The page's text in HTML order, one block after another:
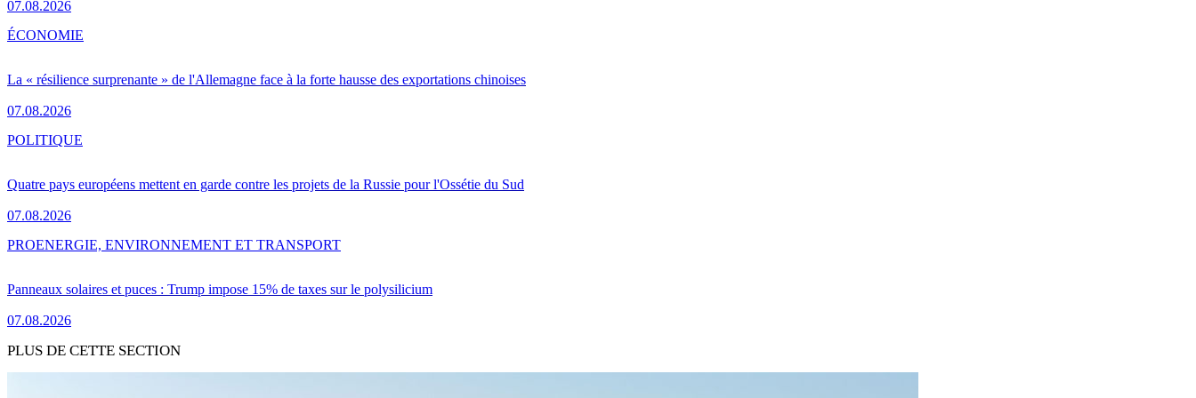
07.08.2026
La « résilience surprenante » de l'Allemagne face à la forte hausse des exportations chinoises
07.08.2026
ÉCONOMIE
Quatre pays européens mettent en garde contre les projets de la Russie pour l'Ossétie du Sud
07.08.2026
POLITIQUE
Panneaux solaires et puces : Trump impose 15% de taxes sur le polysilicium
07.08.2026
PROENERGIE, ENVIRONNEMENT ET TRANSPORT
PLUS DE CETTE SECTION